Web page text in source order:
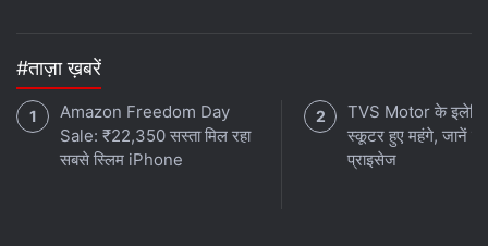
#ताज़ा ख़बरें
Amazon Freedom Day
Sale: ₹22,350 सस्ता मिल रहा
सबसे स्लिम iPhone
TVS Motor के
स्कूटर हुए महंगे, जानें नए
प्राइसेज